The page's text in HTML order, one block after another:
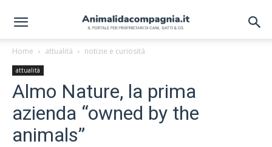
Home attualità notizie e curiosità
attualità
Almo Nature, la prima
azienda “owned by the
animals”